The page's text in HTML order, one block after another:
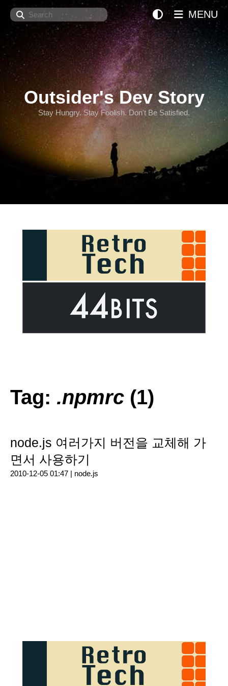
Search
Outsider's Dev Story
Stay Hungry. Stay Foolish. Don't Be Satisfied.
MENU
Tag: .npmrc (1)
node.js 여러가지 버전을 교체해 가
면서 사용하기
2010-12-05 01:47 | node.js